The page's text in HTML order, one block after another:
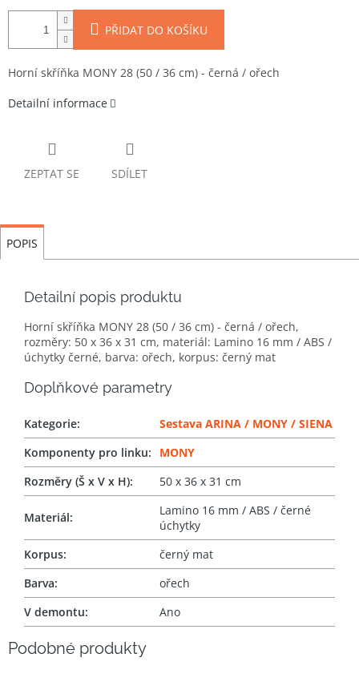
PŘIDAT DO KOŠÍKU
Horní skříňka MONY 28 (50 / 36 cm) - černá / ořech
Detailní informace
ZEPTAT SE SDÍLET
POPIS
Detailní popis produktu
Horní skříňka MONY 28 (50 / 36 cm) - černá / ořech,
rozměry: 50 x 36 x 31 cm, materiál: Lamino 16 mm / ABS /
úchytky černé, barva: ořech, korpus: černý mat
Doplňkové parametry
Kategorie:
Sestava ARINA / MONY / SIENA
Komponenty pro linku:
MONY
Rozměry (Š x V x H): 50 x 36 x 31 cm
Materiál:
Lamino 16 mm / ABS / černé
úchytky
Korpus:
černý mat
Barva:
ořech
V demontu: Ano